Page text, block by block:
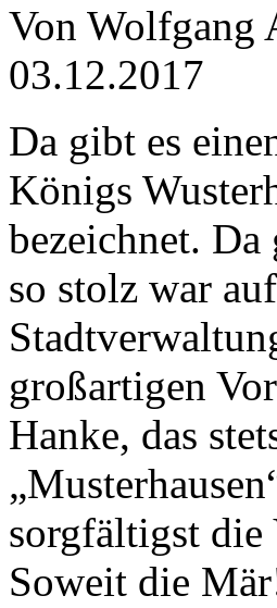
Von Wolfgang
03.12.2017
Da gibt es
Königs
bezeichnet. Da
so stolz war
großartigen
Hanke, das
sorgfältigst die
Soweit die